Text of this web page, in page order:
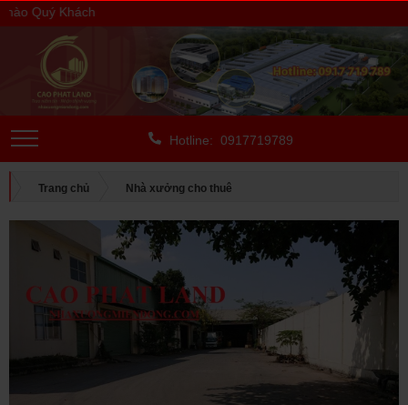
Khách
Hotline: 0917719789
Trang chủ Nhà xưởng cho thuê
CHO THUÊ NGOÀI KCN Bình Dương
CHO THUÊ NHÀ XƯỞNG THUẬN AN, BÌNH DƯƠNG, DIỆN TÍCH:
6.300 M2